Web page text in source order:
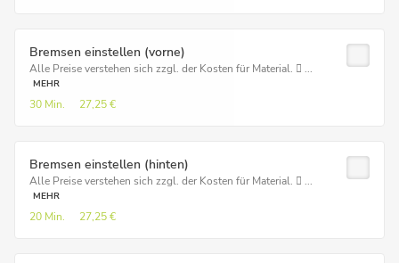
Bremsen einstellen (vorne)
Alle Preise verstehen sich zzgl. der Kosten für Material.  ...
MEHR
30 Min. 27,25 €
Bremsen einstellen (hinten)
Alle Preise verstehen sich zzgl. der Kosten für Material.  ...
MEHR
20 Min. 27,25 €